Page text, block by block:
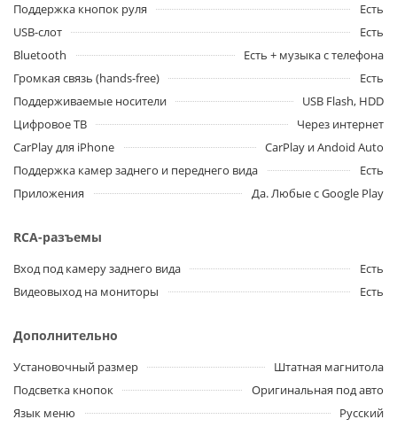
Поддержка кнопок руля
Есть
USB-слот
Есть
Bluetooth
Есть + музыка с телефона
Громкая связь (hands-free)
Есть
Поддерживаемые носители
USB Flash, HDD
Цифровое ТВ
Через интернет
CarPlay для iPhone
CarPlay и Andoid Auto
Поддержка камер заднего и переднего вида
Есть
Приложения
Да. Любые с Google Play
RCA-разъемы
Вход под камеру заднего вида
Есть
Видеовыход на мониторы
Есть
Дополнительно
Установочный размер
Штатная магнитола
Подсветка кнопок
Оригинальная под авто
Язык меню
Русский